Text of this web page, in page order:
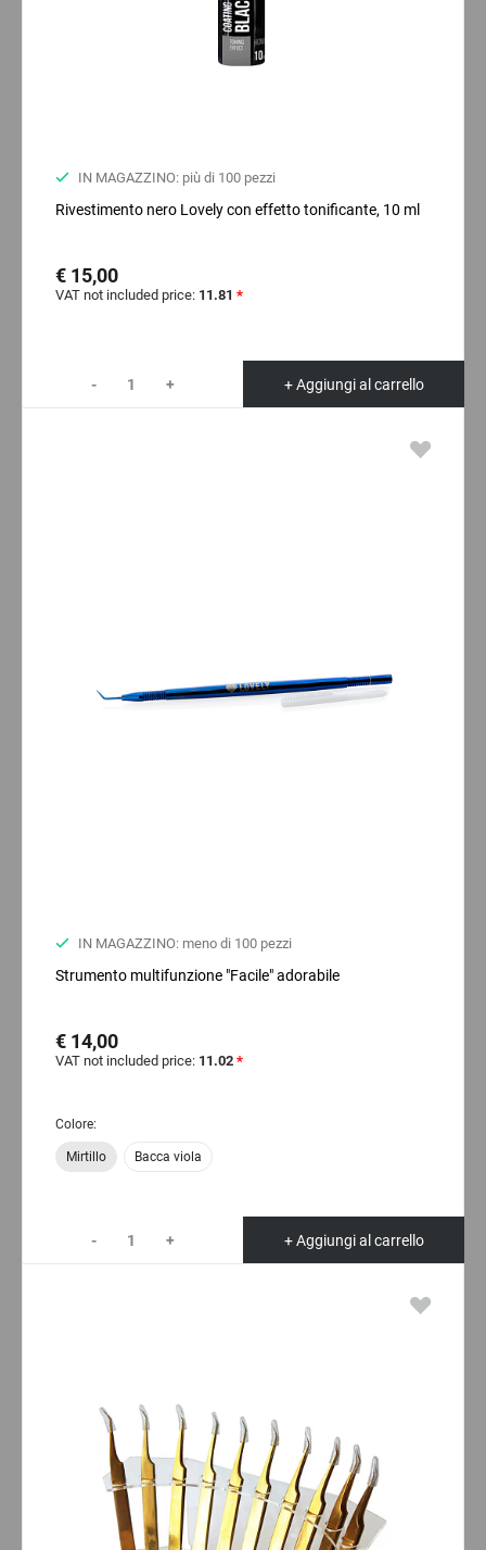
IN MAGAZZINO: più di 100 pezzi
Rivestimento nero Lovely con effetto tonificante, 10 ml
€ 15,00
VAT not included price: 11.81 *
- + + Aggiungi al carrello
IN MAGAZZINO: meno di 100 pezzi
Strumento multifunzione "Facile" adorabile
€ 14,00
VAT not included price: 11.02 *
Colore:
Mirtillo Bacca viola
- + + Aggiungi al carrello